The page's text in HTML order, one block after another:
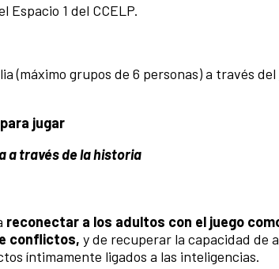
Espacio 1 del CCELP.
(máximo grupos de 6 personas) a través del
jugar
a través de la historia
reconectar a los adultos con el juego
conflictos, y de recuperar la capacidad de
íntimamente ligados a las inteligencias.